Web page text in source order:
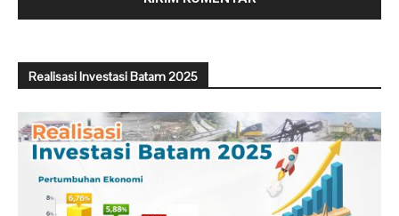
Realisasi Investasi Batam 2025